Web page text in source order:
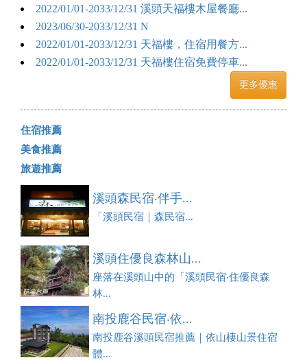
2022/01/01-2033/12/31 溪頭天福樓木屋餐廳...
2023/06/30-2033/12/31 N
2022/01/01-2033/12/31 天福樓，住宿用餐方...
2022/01/01-2033/12/31 天福樓住宿免費停車...
更多優惠
住宿推薦
美食推薦
旅遊推薦
溪頭森民宿‧伴手...
「溪頭民宿｜森民宿...
溪頭住優良森林山...
座落在溪頭山中的「溪頭民宿‧住優良森
林...
南投鹿谷民宿‧依...
南投鹿谷溪頭民宿推薦｜依山棲山景住宿
體...